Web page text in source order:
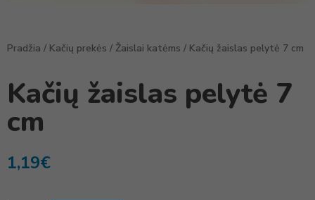
Pradžia / Kačių prekės / Žaislai katėms / Kačių žaislas pelytė 7 cm
Kačių žaislas pelytė 7
cm
1,19€